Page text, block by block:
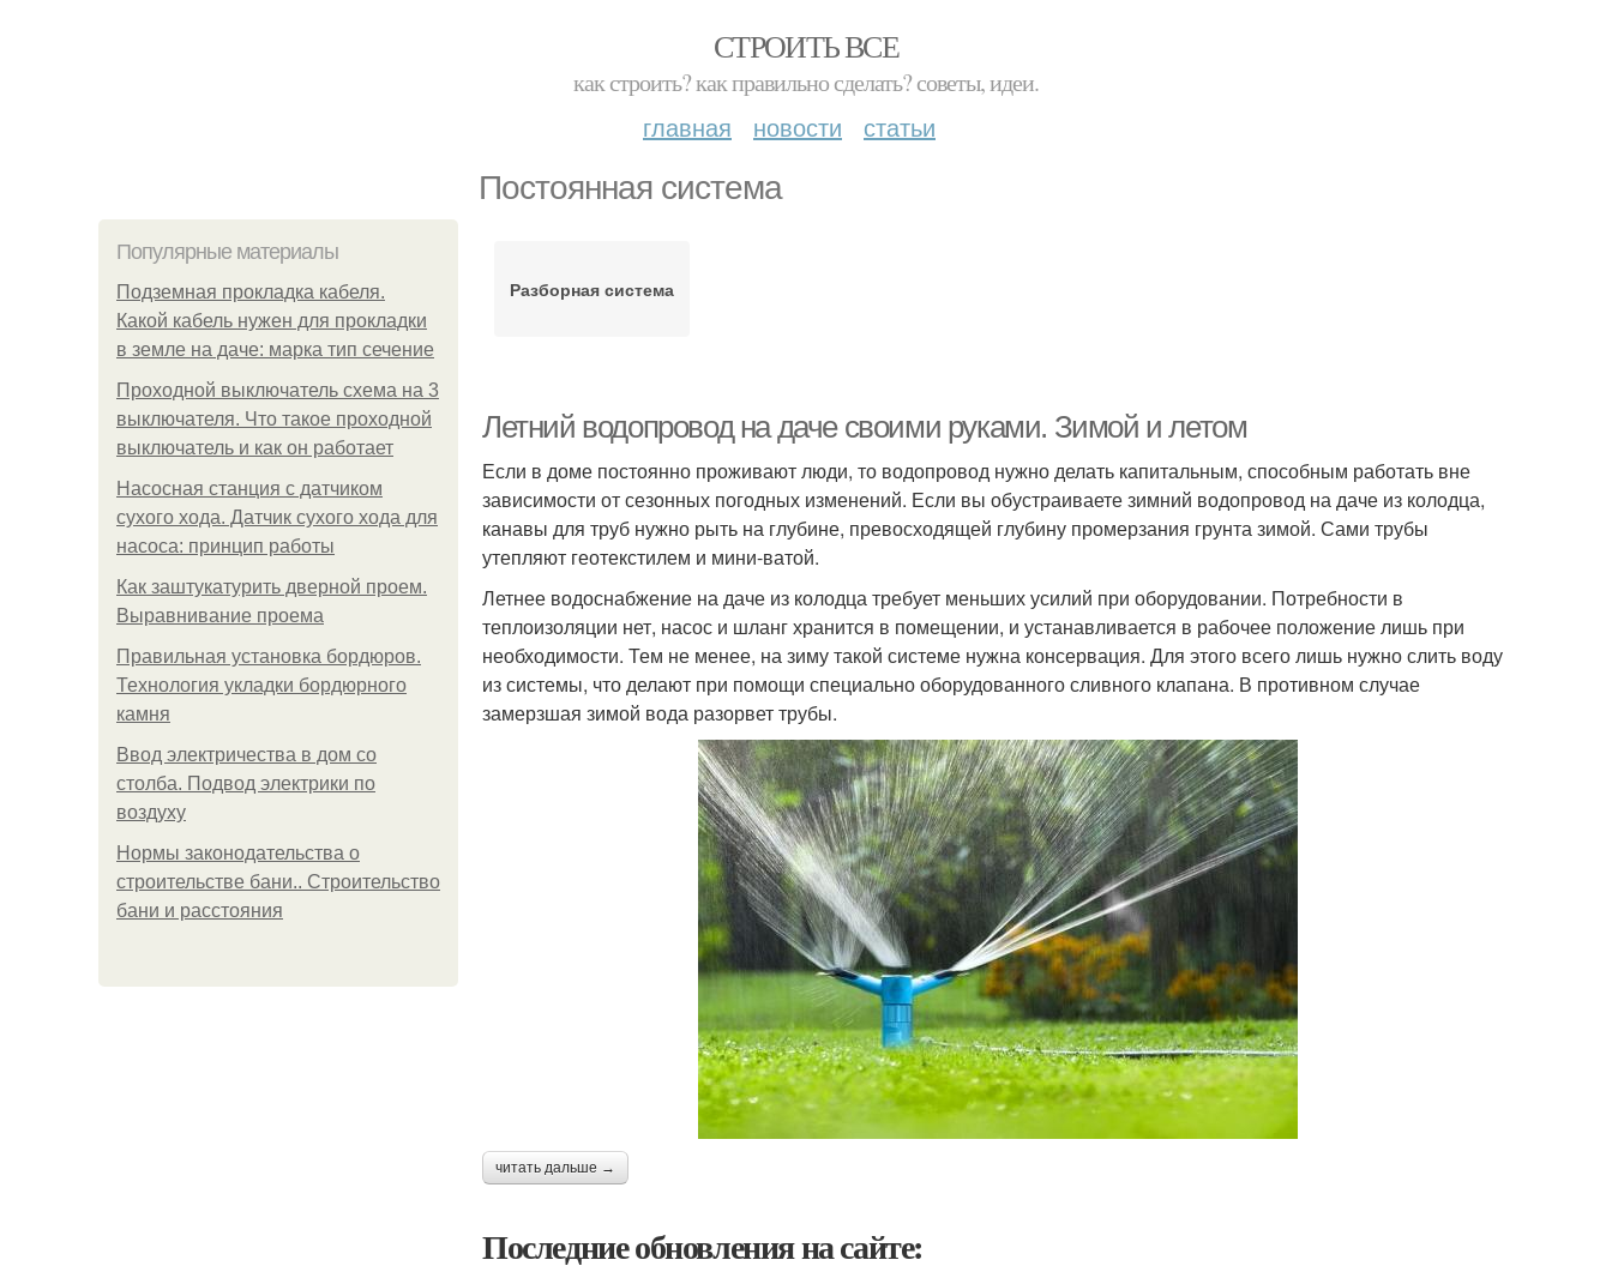
СТРОИТЬ ВСЕ
как строить? как правильно сделать? советы, идеи.
главная новости статьи
Постоянная система
Популярные материалы
Подземная прокладка кабеля.
Какой кабель нужен для прокладки
в земле на даче: марка тип сечение
Проходной выключатель схема на 3
выключателя. Что такое проходной
выключатель и как он работает
Насосная станция с датчиком
сухого хода. Датчик сухого хода для
насоса: принцип работы
Как заштукатурить дверной проем.
Выравнивание проема
Правильная установка бордюров.
Технология укладки бордюрного
камня
Ввод электричества в дом со
столба. Подвод электрики по
воздуху
Нормы законодательства о
строительстве бани.. Строительство
бани и расстояния
Разборная система
Летний водопровод на даче своими руками. Зимой и летом
Если в доме постоянно проживают люди, то водопровод нужно делать капитальным, способным работать вне
зависимости от сезонных погодных изменений. Если вы обустраиваете зимний водопровод на даче из колодца,
канавы для труб нужно рыть на глубине, превосходящей глубину промерзания грунта зимой. Сами трубы
утепляют геотекстилем и мини-ватой.
Летнее водоснабжение на даче из колодца требует меньших усилий при оборудовании. Потребности в
теплоизоляции нет, насос и шланг хранится в помещении, и устанавливается в рабочее положение лишь при
необходимости. Тем не менее, на зиму такой системе нужна консервация. Для этого всего лишь нужно слить воду
из системы, что делают при помощи специально оборудованного сливного клапана. В противном случае
замерзшая зимой вода разорвет трубы.
читать дальше →
Последние обновления на сайте: